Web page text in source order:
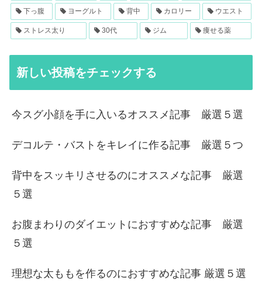
下っ腹 ヨーグルト 背中 カロリー ウエスト
ストレス太り 30代 ジム 痩せる薬
新しい投稿をチェックする
今スグ小顔を手に入いるオススメ記事 厳選５選
デコルテ・バストをキレイに作る記事 厳選５つ
背中をスッキリさせるのにオススメな記事 厳選
５選
お腹まわりのダイエットにおすすめな記事 厳選
５選
理想な太ももを作るのにおすすめな記事 厳選５選